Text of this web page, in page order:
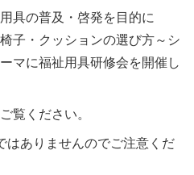
具の普及・啓発を目的に
子・クッションの選び方～シ
マに福祉用具研修会を開催し
覧ください。
ありませんのでご注意くだ